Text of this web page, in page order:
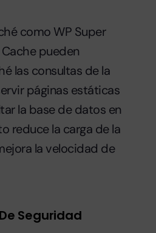
como WP Super
pueden
las consultas de la
páginas estáticas
la base de datos en
reduce la carga de la
la velocidad de
Seguridad